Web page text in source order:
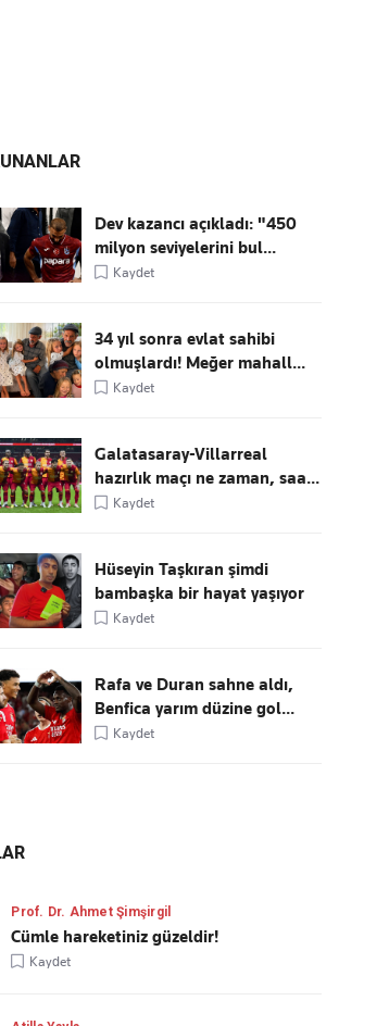
Dev kazancı açıkladı: "450
milyon seviyelerini bul...
Kaydet
34 yıl sonra evlat sahibi
olmuşlardı! Meğer mahall...
Kaydet
Galatasaray-Villarreal
hazırlık maçı ne zaman, saa...
Kaydet
Hüseyin Taşkıran şimdi
bambaşka bir hayat yaşıyor
Kaydet
Rafa ve Duran sahne aldı,
Benfica yarım düzine gol...
Kaydet
Prof. Dr. Ahmet Şimşirgil
Cümle hareketiniz güzeldir!
Kaydet